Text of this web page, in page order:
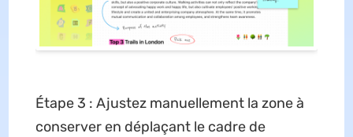
Étape 3 : Ajustez manuellement la zone à
conserver en déplaçant le cadre de